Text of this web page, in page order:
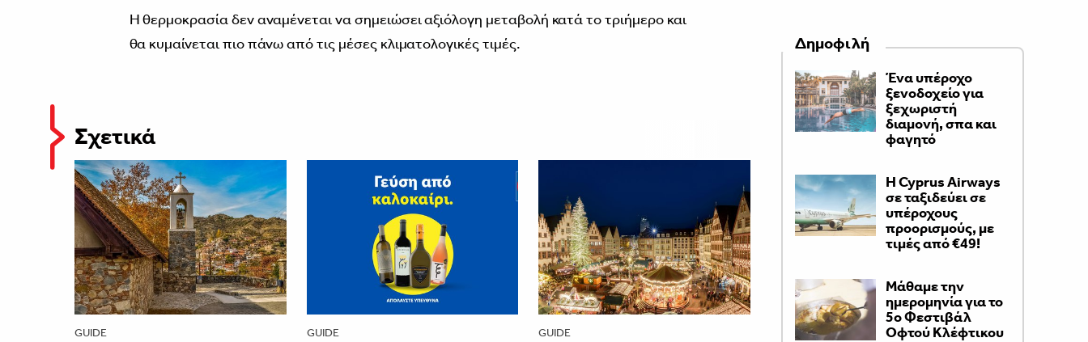
Η θερμοκρασία δεν αναμένεται να σημειώσει αξιόλογη μεταβολή κατά το τριήμερο και
θα κυμαίνεται πιο πάνω από τις μέσες κλιματολογικές τιμές.
Σχετικά
GUIDE GUIDE GUIDE
Δημοφιλή
Ένα υπέροχο
ξενοδοχείο για
ξεχωριστή
διαμονή, σπα και
φαγητό
H Cyprus Airways
σε ταξιδεύει σε
υπέροχους
προορισμούς, με
τιμές από €49!
Μάθαμε την
ημερομηνία για το
5ο Φεστιβάλ
Οφτού Κλέφτικου